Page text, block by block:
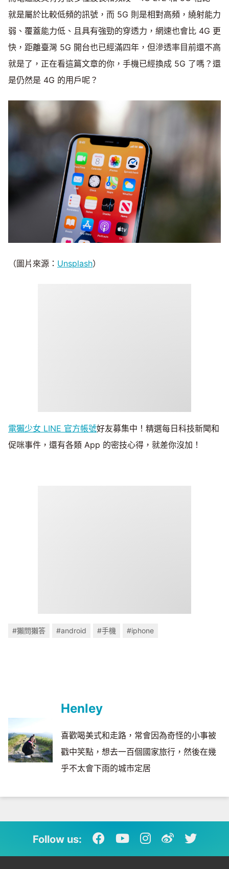
就是屬於比較低頻的訊號，而 5G 則是相對高頻，繞射能力
弱、覆蓋能力低、且具有強勁的穿透力，網速也會比 4G 更
快，距離臺灣 5G 開台也已經滿四年，但滲透率目前還不高
就是了，正在看這篇文章的你，手機已經換成 5G 了嗎？還
是仍然是 4G 的用戶呢？
（圖片來源： Unsplash）
電獺少女 LINE 官方帳號好友募集中！精選每日科技新聞和
促咪事件，還有各類 App 的密技心得，就差你沒加！
#獺問獺答 #android #手機 #iphone
Henley
喜歡喝美式和走路，常會因為奇怪的小事被
戳中笑點，想去一百個國家旅行，然後在幾
乎不太會下雨的城市定居
Follow us: